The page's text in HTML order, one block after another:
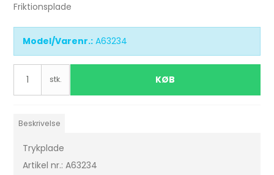
Friktionsplade
Model/Varenr.: A63234
stk. KØB
Beskrivelse
Trykplade
Artikel nr.: A63234